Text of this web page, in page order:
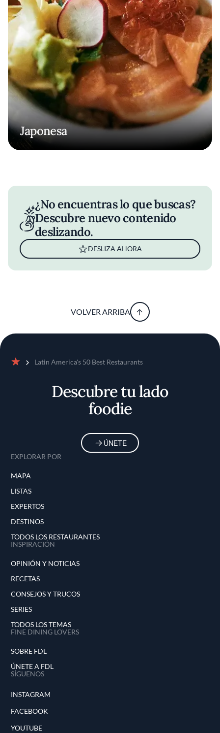
Japonesa
¿No encuentras lo que buscas?
Descubre nuevo contenido
deslizando.
DESLIZA AHORA
VOLVER ARRIBA
Latin America's 50 Best Restaurants
Descubre tu lado
foodie
ÚNETE
EXPLORAR POR
MAPA
LISTAS
EXPERTOS
DESTINOS
TODOS LOS RESTAURANTES
INSPIRACIÓN
OPINIÓN Y NOTICIAS
RECETAS
CONSEJOS Y TRUCOS
SERIES
TODOS LOS TEMAS
FINE DINING LOVERS
SOBRE FDL
ÚNETE A FDL
SÍGUENOS
INSTAGRAM
FACEBOOK
YOUTUBE